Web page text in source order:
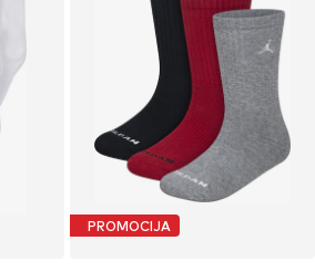
PROMOCIJA